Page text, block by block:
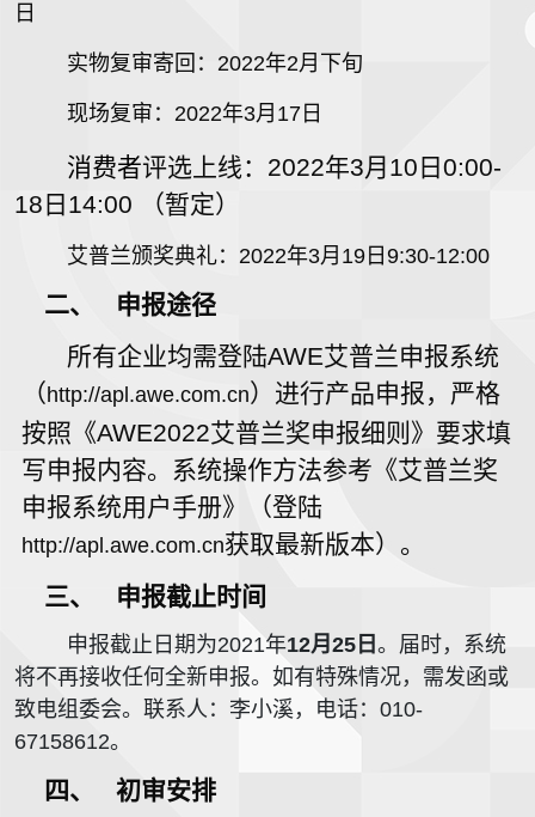
日
实物复审寄回：2022年2月下旬
现场复审：2022年3月17日
消费者评选上线：2022年3月10日0:00-
18日14:00 （暂定）
艾普兰颁奖典礼：2022年3月19日9:30-12:00
二、
申报途径
所有企业均需登陆AWE艾普兰申报系统
（ http://apl.awe.com.cn）进行产品申报，严格
按照《AWE2022艾普兰奖申报细则》要求填
写申报内容。系统操作方法参考《艾普兰奖
申报系统用户手册》（登陆
http://apl.awe.com.cn获取最新版本）。
三、
申报截止时间
申报截止日期为2021年12月25日 。届时，系统
将不再接收任何全新申报。如有特殊情况，需发函或
致电组委会。联系人：李小溪，电话：010-
67158612。
四、 初审安排